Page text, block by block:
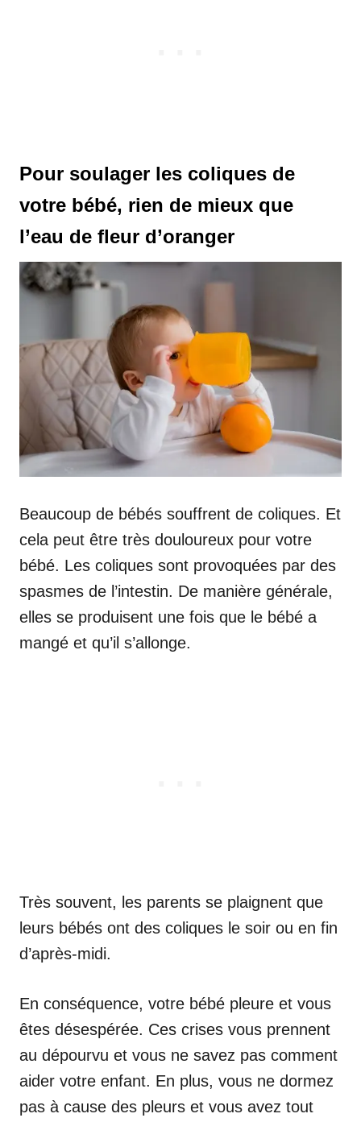
Pour soulager les coliques de
votre bébé, rien de mieux que
l’eau de fleur d’oranger
Beaucoup de bébés souffrent de coliques. Et
cela peut être très douloureux pour votre
bébé. Les coliques sont provoquées par des
spasmes de l’intestin. De manière générale,
elles se produisent une fois que le bébé a
mangé et qu’il s’allonge.
Très souvent, les parents se plaignent que
leurs bébés ont des coliques le soir ou en fin
d’après-midi.
En conséquence, votre bébé pleure et vous
êtes désespérée. Ces crises vous prennent
au dépourvu et vous ne savez pas comment
aider votre enfant. En plus, vous ne dormez
pas à cause des pleurs et vous avez tout